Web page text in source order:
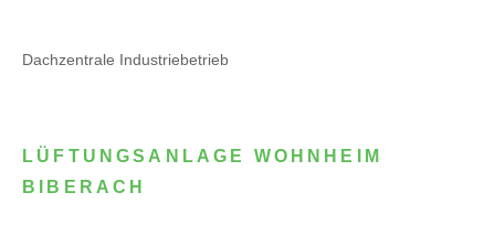
Dachzentrale Industriebetrieb
LÜFTUNGSANLAGE WOHNHEIM
BIBERACH